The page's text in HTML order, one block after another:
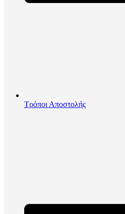
Τρόποι Αποστολής